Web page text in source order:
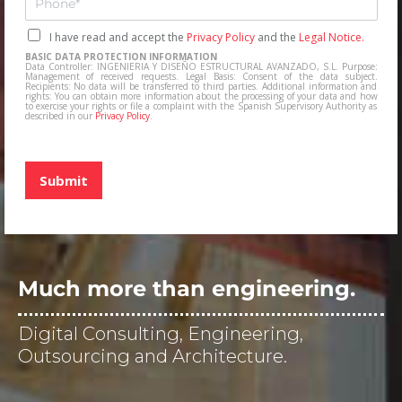
a
*
l
*
l
e
f
o
n
o
C
a
s
i
l
l
s
e
e
f
c
a
c
i
ó
I have read and accept the Privacy Policyand the Legal Notice.
BASIC DATA PROTECTION INFORMATION
Data Controller: INGENIERIA Y DISEÑO ESTRUCTURAL AVANZADO, S.L. Purpose:
Management of received requests. Legal Basis: Consent of the data subject.
Recipients: No data will be transferred to third parties. Additional information and
rights: You can obtain more information about the processing of your data and how
to exercise your rights or file a complaint with the Spanish Supervisory Authority as
described in our Privacy Policy.
Submit
Much more than engineering.
Digital Consulting, Engineering,
Outsourcing and Architecture.